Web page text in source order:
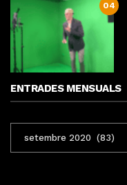
04
ENTRADES MENSUALS
MENSUALS